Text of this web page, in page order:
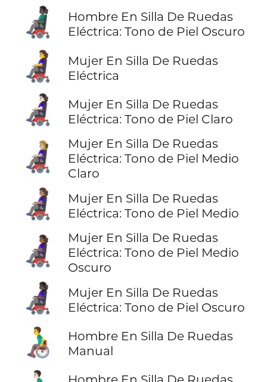
👨🏿‍🦼
Hombre En Silla De Ruedas
Eléctrica: Tono de Piel Oscuro
👩‍🦼
Mujer En Silla De Ruedas
Eléctrica
👩🏻‍🦼
Mujer En Silla De Ruedas
Eléctrica: Tono de Piel Claro
👩🏼‍🦼
Mujer En Silla De Ruedas
Eléctrica: Tono de Piel Medio
Claro
👩🏽‍🦼
Mujer En Silla De Ruedas
Eléctrica: Tono de Piel Medio
👩🏾‍🦼
Mujer En Silla De Ruedas
Eléctrica: Tono de Piel Medio
Oscuro
👩🏿‍🦼
Mujer En Silla De Ruedas
Eléctrica: Tono de Piel Oscuro
👨‍🦽
Hombre En Silla De Ruedas
Manual